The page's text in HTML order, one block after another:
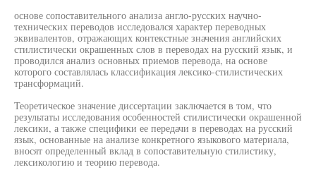
основе сопоставительного анализа англо-русских научно-
технических переводов исследовался характер переводных
эквивалентов, отражающих контекстные значения английских
стилистически окрашенных слов в переводах на русский язык, и
проводился анализ основных приемов перевода, на основе
которого составлялась классификация лексико-стилистических
трансформаций.
Теоретическое значение диссертации заключается в том, что
результаты исследования особенностей стилистически окрашенной
лексики, а также специфики ее передачи в переводах на русский
язык, основанные на анализе конкретного языкового материала,
вносят определенный вклад в сопоставительную стилистику,
лексикологию и теорию перевода.